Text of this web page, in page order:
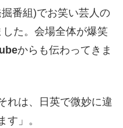
番組)でお笑い芸人の
た。会場全体が爆笑
からも伝わってきま
れは、日英で微妙に違
す」。